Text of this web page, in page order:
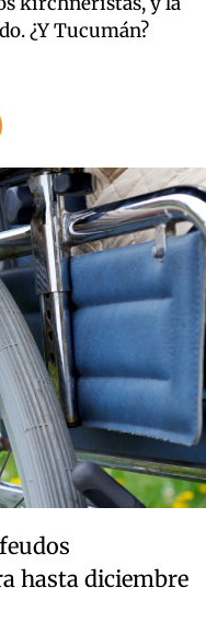
¿Y Tucumán?
hasta diciembre